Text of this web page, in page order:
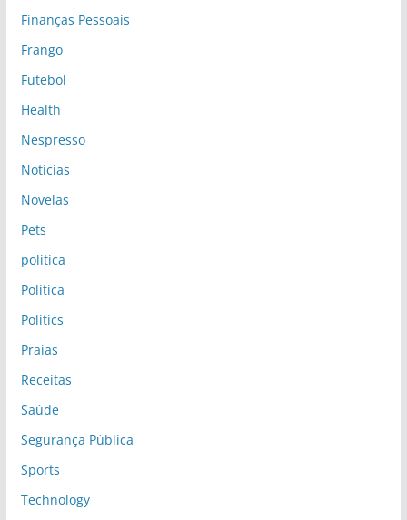
Finanças Pessoais
Frango
Futebol
Health
Nespresso
Notícias
Novelas
Pets
politica
Política
Politics
Praias
Receitas
Saúde
Segurança Pública
Sports
Technology